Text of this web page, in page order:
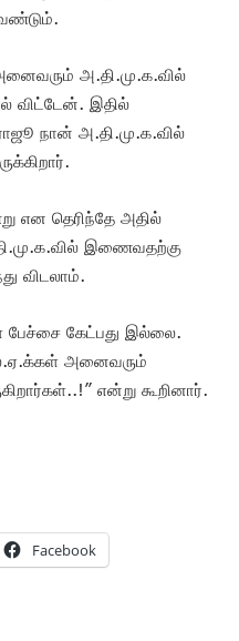
அ.தி.மு.க.வில்
விட்டேன். இதில்
நான் அ.தி.மு.க.வில்
என தெரிந்தே அதில்
இணைவதற்கு
விடலாம்.
பேச்சை கேட்பது இல்லை.
அனைவரும்
என்று கூறினார்.
Facebook